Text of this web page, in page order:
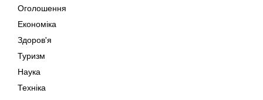
Оголошення
Економіка
Здоров'я
Туризм
Наука
Техніка